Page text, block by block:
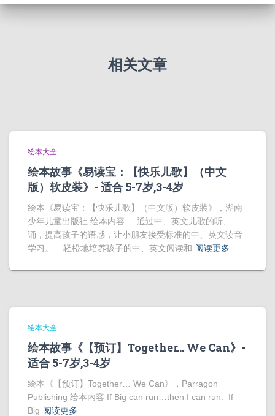
相关文章
绘本大全
绘本故事《易读宝：【快乐儿歌】（中文
版）软皮装》- 适合 5-7岁,3-4岁
绘本《易读宝：【快乐儿歌】（中文版）软皮装》，湖南
少年儿童出版社 绘本内容 通过中、英文儿歌的听、
诵，提高孩子的语感，让小朋友接受标准的中、英文读音
学习。 轻松地培养孩子的中、英文阅读和 阅读更多
绘本大全
绘本故事《【预订】Together… We Can》-
适合 5-7岁,3-4岁
绘本《【预订】Together… We Can》，Parragon
Publishing 绘本内容 If Big can run…then I can run. If
Big 阅读更多